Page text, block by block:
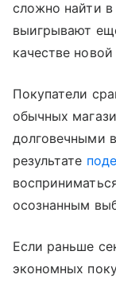
сложно найти
выигрывают
качестве
Покупатели
обычных
долговечными
результате
осознанным
Если раньше
экономных